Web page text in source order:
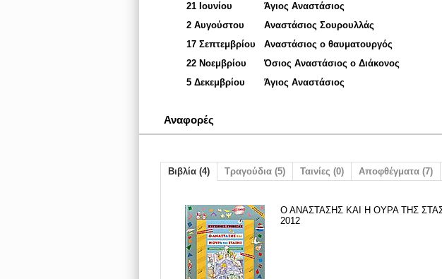
21 Ιουνίου
Άγιος Αναστάσιος
2 Αυγούστου
Αναστάσιος Σουρουλλάς
17 Σεπτεμβρίου
Αναστάσιος ο θαυματουργός
22 Νοεμβρίου
Όσιος Αναστάσιος ο Διάκονος
5 Δεκεμβρίου
Άγιος Αναστάσιος
Αναφορές
Βιβλία (4) Τραγούδια (5) Ταινίες (0) Αποφθέγματα (7)
Ο ΑΝΑΣΤΑΣΗΣ ΚΑΙ Η ΟΥΡΑ ΤΗΣ
2012